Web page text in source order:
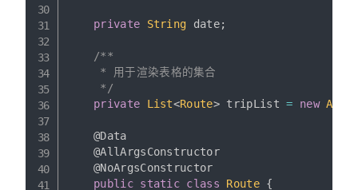
private String date;
/**
     * 用于渲染表格的集合
     */
private
List<Route> tripList = new
@Data
@AllArgsConstructor
@NoArgsConstructor
public static class Route {